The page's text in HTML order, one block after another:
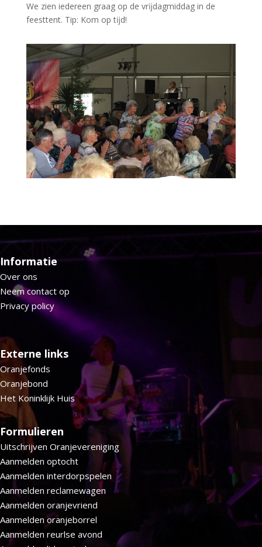
We zien iedereen graag op de vrĳdagmiddag in de
feesttent. Tip: Kom op tĳd!
Informatie
Over ons
Neem contact op
Privacy policy
Externe links
Oranjefonds
Oranjebond
Het Koninklijk Huis
Formulieren
Uitschrijven Oranjevereniging
Aanmelden optocht
Aanmelden interdorpspelen
Aanmelden reclamewagen
Aanmelden oranjevriend
Aanmelden oranjeborrel
Aanmelden reurlse avond